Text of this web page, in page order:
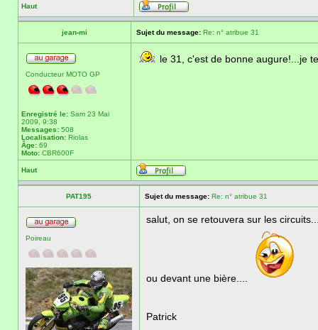
Haut
jean-mi Sujet du message: Re: n° atribue 31
Conducteur MOTO GP
Enregistré le: Sam 23 Mai
2009, 9:38
Messages: 508
Localisation: Riolas
Âge: 69
Moto: CBR600F
le 31, c'est de bonne augure!...je
Haut
PAT195 Sujet du message: Re: n° atribue 31
Poireau
salut, on se retouvera sur les
ou devant une bière....
Patrick